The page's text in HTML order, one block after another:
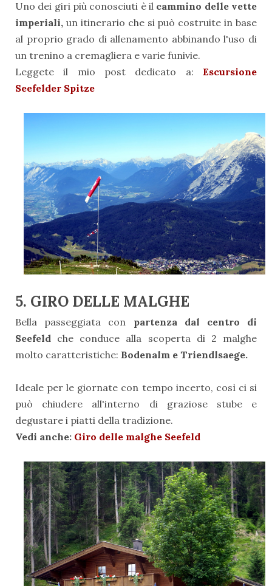
Uno dei giri più conosciuti è il cammino delle vette
imperiali, un itinerario che si può costruite in base
al proprio grado di allenamento abbinando l'uso di
un trenino a cremagliera e varie funivie.
Leggete il mio post dedicato a: Escursione
Seefelder Spitze
5. GIRO DELLE MALGHE
Bella passeggiata con partenza dal centro di
Seefeld che conduce alla scoperta di 2 malghe
molto caratteristiche: Bodenalm e Triendlsaege.
Ideale per le giornate con tempo incerto, così ci si
può chiudere all'interno di graziose stube e
degustare i piatti della tradizione.
Vedi anche: Giro delle malghe Seefeld